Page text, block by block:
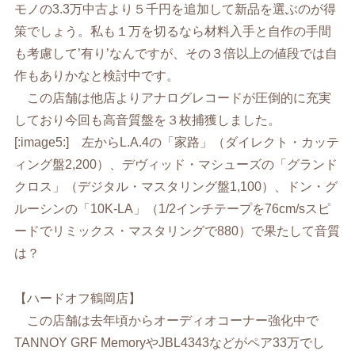
モノの3.3万中古より５千円を追加して新品を選ぶのが得
策でしょう。私も１万を切るなら材料入手と自作の手間
も考慮して’有り’なんですが、その３倍以上の値段では自
作もありかなと検討中です。
この店舗は他店よりアナログレコードが圧倒的に充実
しており今回も高音質盤を３枚捕獲しました。
[:image5:] 左からL.A.4の「家路」（ダイレクト・カッテ
ィング盤2,200）、デヴィッド・マシューズの「グランド
クロス」（デジタル・マスタリング盤1,100）、ドン・グ
ルーシンの「10K-LA」（1/2インチテープを76cm/sスピ
ードでリミックス・マスタリングで880）で果たして音質
は？
【ハードオフ鶴岡店】
この店舗は去年頃からオーディオコーナー強化中で
TANNOY GRF MemoryやJBL4343などがペア33万でし